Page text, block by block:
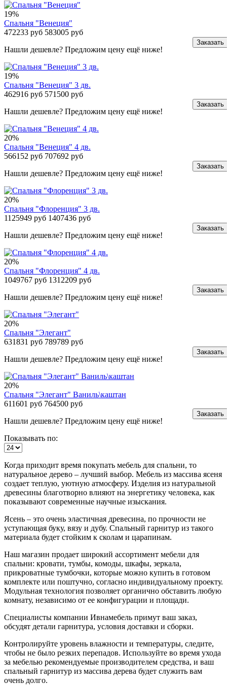
19%
Спальня "Венеция"
472233 руб 583005 руб
Нашли дешевле? Предложим цену ещё ниже!
Заказать
19%
Спальня "Венеция" 3 дв.
462916 руб 571500 руб
Нашли дешевле? Предложим цену ещё ниже!
Заказать
20%
Спальня "Венеция" 4 дв.
566152 руб 707692 руб
Нашли дешевле? Предложим цену ещё ниже!
Заказать
20%
Спальня "Флоренция" 3 дв.
1125949 руб 1407436 руб
Нашли дешевле? Предложим цену ещё ниже!
Заказать
20%
Спальня "Флоренция" 4 дв.
1049767 руб 1312209 руб
Нашли дешевле? Предложим цену ещё ниже!
Заказать
20%
Спальня "Элегант"
631831 руб 789789 руб
Нашли дешевле? Предложим цену ещё ниже!
Заказать
20%
Спальня "Элегант" Ваниль\каштан
611601 руб 764500 руб
Нашли дешевле? Предложим цену ещё ниже!
Заказать
Показывать по:
Когда приходит время покупать мебель для спальни, то
натуральное дерево – лучший выбор. Мебель из массива ясеня
создает теплую, уютную атмосферу. Изделия из натуральной
древесины благотворно влияют на энергетику человека, как
показывают современные научные изыскания.
Ясень – это очень эластичная древесина, по прочности не
уступающая буку, вязу и дубу. Спальный гарнитур из такого
материала будет стойким к сколам и царапинам.
Наш магазин продает широкий ассортимент мебели для
спальни: кровати, тумбы, комоды, шкафы, зеркала,
прикроватные тумбочки, которые можно купить в готовом
комплекте или поштучно, согласно индивидуальному проекту.
Модульная технология позволяет органично обставить любую
комнату, независимо от ее конфигурации и площади.
Специалисты компании Ивнамебель примут ваш заказ,
обсудят детали гарнитура, условия доставки и сборки.
Контролируйте уровень влажности и температуры, следите,
чтобы не было резких перепадов. Используйте во время ухода
за мебелью рекомендуемые производителем средства, и ваш
спальный гарнитур из массива дерева будет служить вам
очень долго.